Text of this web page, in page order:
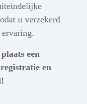
u verzekerd
een
en